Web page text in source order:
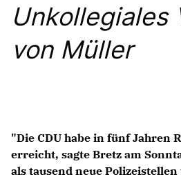
MEIN
ZIELE
Anträge
CDU Fraktion im
CDU
CDU
Unkollegiales
von Müller
"Die CDU habe in fünf Jahren
erreicht, sagte Bretz am
als tausend neue